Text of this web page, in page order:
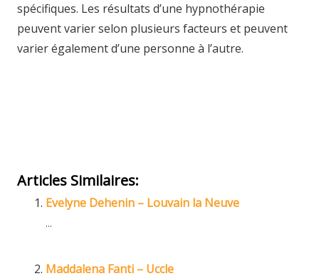
spécifiques. Les résultats d’une hypnothérapie
peuvent varier selon plusieurs facteurs et peuvent
varier également d’une personne à l’autre.
Articles Similaires:
Evelyne Dehenin – Louvain la Neuve
...
Maddalena Fanti – Uccle